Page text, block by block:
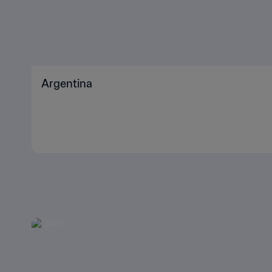
Argentina